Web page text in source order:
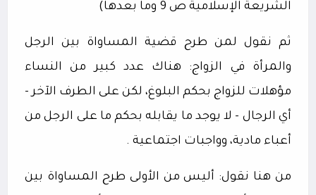
الشريعة الإسلامية ص 9 وما بعدها)
ثم نقول لمن طرح قضية المساواة بين الرجل
والمرأة في الزواج: هناك عدد كبير من النساء
مؤهلات للزواج بحكم البلوغ، لكن على الطرف الآخر -
أي الرجال - لا يوجد ما يقابله بحكم ما على الرجل من
أعباء مادية، وواجبات اجتماعية .
من هنا نقول: أليس من الأولى طرح المساواة بين